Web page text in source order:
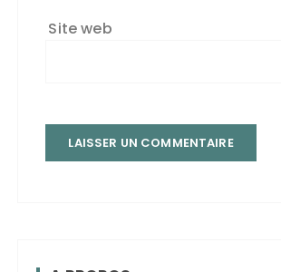
Site web